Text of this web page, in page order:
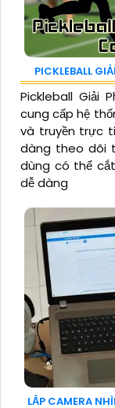
PICKLEBALL
Pickleball Giải
cung cấp hệ
và truyền trực
dàng theo dõi
dùng có thể
dễ dàng
LẮP CAMERA